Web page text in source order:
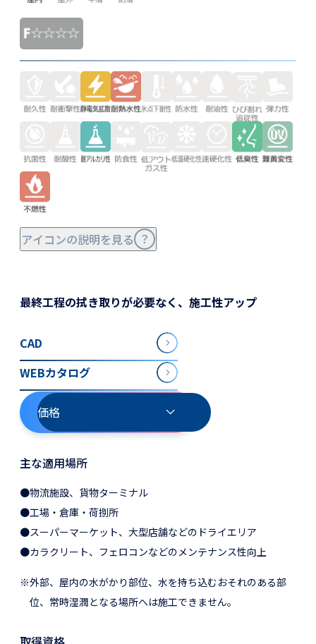
アイコンの説明を見る
最終工程の拭き取りが必要なく、施工性アップ
CAD
WEBカタログ
価格
主な適用場所
●物流施設、貨物ターミナル
●工場・倉庫・荷捌所
●スーパーマーケット、大型店舗などのドライエリア
●カラクリート、フェロコンなどのメンテナンス性向上
※外部、屋内の水がかり部位、水を持ち込むおそれのある部
位、常時湿潤となる場所へは施工できません。